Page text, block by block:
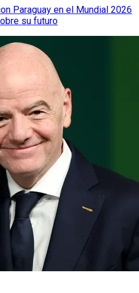
Paraguay en el Mundial 2026
su futuro